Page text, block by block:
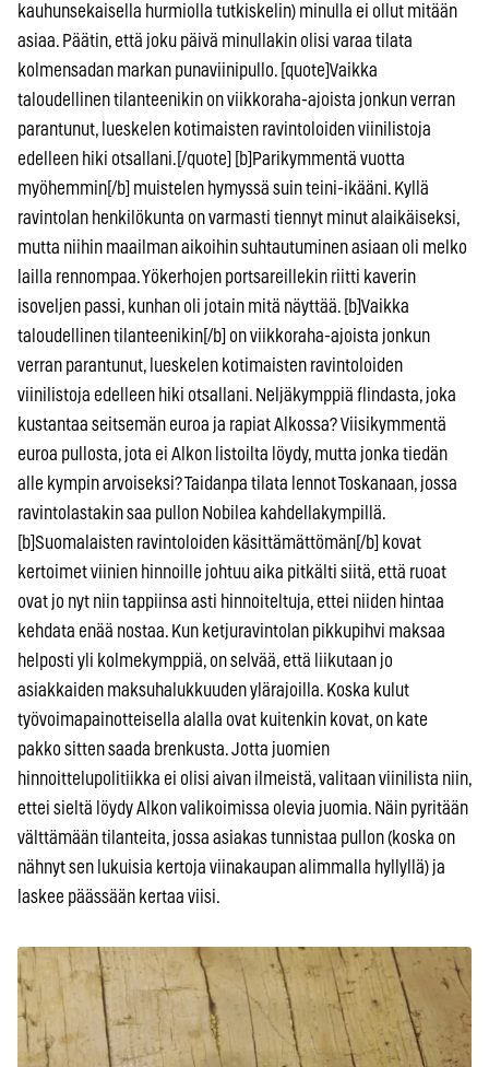
kauhunsekaisella hurmiolla tutkiskelin) minulla ei ollut mitään
asiaa. Päätin, että joku päivä minullakin olisi varaa tilata
kolmensadan markan punaviinipullo. [quote]Vaikka
taloudellinen tilanteenikin on viikkoraha-ajoista jonkun verran
parantunut, lueskelen kotimaisten ravintoloiden viinilistoja
edelleen hiki otsallani.[/quote] [b]Parikymmentä vuotta
myöhemmin[/b] muistelen hymyssä suin teini-ikääni. Kyllä
ravintolan henkilökunta on varmasti tiennyt minut alaikäiseksi,
mutta niihin maailman aikoihin suhtautuminen asiaan oli melko
lailla rennompaa. Yökerhojen portsareillekin riitti kaverin
isoveljen passi, kunhan oli jotain mitä näyttää. [b]Vaikka
taloudellinen tilanteenikin[/b] on viikkoraha-ajoista jonkun
verran parantunut, lueskelen kotimaisten ravintoloiden
viinilistoja edelleen hiki otsallani. Neljäkymppiä flindasta, joka
kustantaa seitsemän euroa ja rapiat Alkossa? Viisikymmentä
euroa pullosta, jota ei Alkon listoilta löydy, mutta jonka tiedän
alle kympin arvoiseksi? Taidanpa tilata lennot Toskanaan, jossa
ravintolastakin saa pullon Nobilea kahdellakympillä.
[b]Suomalaisten ravintoloiden käsittämättömän[/b] kovat
kertoimet viinien hinnoille johtuu aika pitkälti siitä, että ruoat
ovat jo nyt niin tappiinsa asti hinnoiteltuja, ettei niiden hintaa
kehdata enää nostaa. Kun ketjuravintolan pikkupihvi maksaa
helposti yli kolmekymppiä, on selvää, että liikutaan jo
asiakkaiden maksuhalukkuuden ylärajoilla. Koska kulut
työvoimapainotteisella alalla ovat kuitenkin kovat, on kate
pakko sitten saada brenkusta. Jotta juomien
hinnoittelupolitiikka ei olisi aivan ilmeistä, valitaan viinilista niin,
ettei sieltä löydy Alkon valikoimissa olevia juomia. Näin pyritään
välttämään tilanteita, jossa asiakas tunnistaa pullon (koska on
nähnyt sen lukuisia kertoja viinakaupan alimmalla hyllyllä) ja
laskee päässään kertaa viisi.